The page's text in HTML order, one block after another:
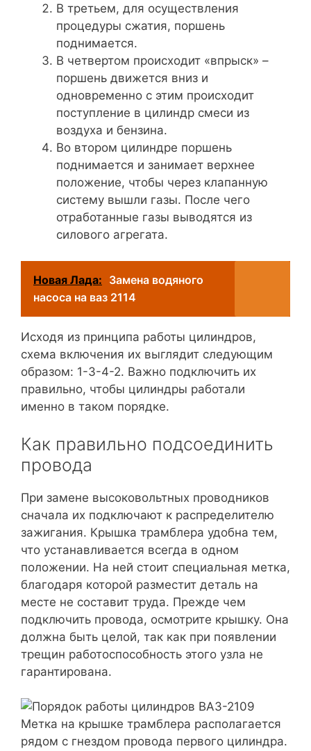
В третьем, для осуществления
процедуры сжатия, поршень
поднимается.
В четвертом происходит «впрыск» –
поршень движется вниз и
одновременно с этим происходит
поступление в цилиндр смеси из
воздуха и бензина.
Во втором цилиндре поршень
поднимается и занимает верхнее
положение, чтобы через клапанную
систему вышли газы. После чего
отработанные газы выводятся из
силового агрегата.
Новая Лада: Замена водяного
насоса на ваз 2114
Исходя из принципа работы цилиндров,
схема включения их выглядит следующим
образом: 1-3-4-2. Важно подключить их
правильно, чтобы цилиндры работали
именно в таком порядке.
Как правильно подсоединить
провода
При замене высоковольтных проводников
сначала их подключают к распределителю
зажигания. Крышка трамблера удобна тем,
что устанавливается всегда в одном
положении. На ней стоит специальная метка,
благодаря которой разместит деталь на
месте не составит труда. Прежде чем
подключить провода, осмотрите крышку. Она
должна быть целой, так как при появлении
трещин работоспособность этого узла не
гарантирована.
Метка на крышке трамблера располагается
рядом с гнездом провода первого цилиндра.